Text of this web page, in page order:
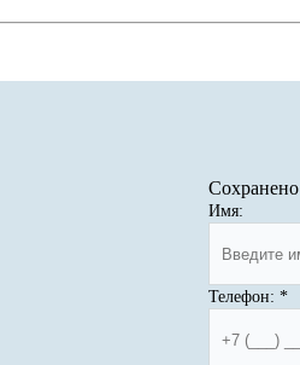
Сохранено
Имя:
Телефон: *